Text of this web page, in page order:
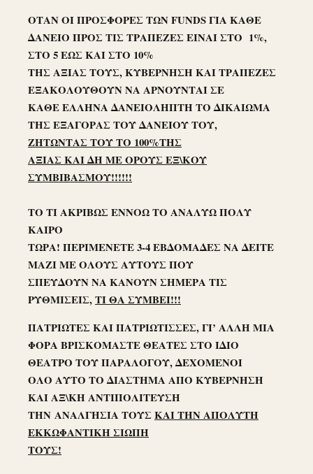
ΟΤΑΝ ΟΙ ΠΡΟΣΦΟΡΕΣ ΤΩΝ FUNDS ΓΙΑ ΚΑΘΕ
ΔΑΝΕΙΟ ΠΡΟΣ ΤΙΣ ΤΡΑΠΕΖΕΣ ΕΙΝΑΙ ΣΤΟ 1%,
ΣΤΟ 5 ΕΩΣ ΚΑΙ ΣΤΟ 10%
ΤΗΣ ΑΞΙΑΣ ΤΟΥΣ, ΚΥΒΕΡΝΗΣΗ ΚΑΙ ΤΡΑΠΕΖΕΣ
ΕΞΑΚΟΛΟΥΘΟΥΝ ΝΑ ΑΡΝΟΥΝΤΑΙ ΣΕ
ΚΑΘΕ ΕΛΛΗΝΑ ΔΑΝΕΙΟΛΗΠΤΗ ΤΟ ΔΙΚΑΙΩΜΑ
ΤΗΣ ΕΞΑΓΟΡΑΣ ΤΟΥ ΔΑΝΕΙΟΥ ΤΟΥ,
ΖΗΤΩΝΤΑΣ ΤΟΥ ΤΟ 100%ΤΗΣ
ΑΞΙΑΣ ΚΑΙ ΔΗ ΜΕ ΟΡΟΥΣ ΕΞ\ΚΟΥ
ΣΥΜΒΙΒΑΣΜΟΥ!!!!!!
ΤΟ ΤΙ ΑΚΡΙΒΩΣ ΕΝΝΟΩ ΤΟ ΑΝΑΛΥΩ ΠΟΛΥ
ΚΑΙΡΟ
ΤΩΡΑ! ΠΕΡΙΜΕΝΕΤΕ 3-4 ΕΒΔΟΜΑΔΕΣ ΝΑ ΔΕΙΤΕ
ΜΑΖΙ ΜΕ ΟΛΟΥΣ ΑΥΤΟΥΣ ΠΟΥ
ΣΠΕΥΔΟΥΝ ΝΑ ΚΑΝΟΥΝ ΣΗΜΕΡΑ ΤΙΣ
ΡΥΘΜΙΣΕΙΣ,ΤΙ ΘΑ ΣΥΜΒΕΙ!!!
ΠΑΤΡΙΩΤΕΣ ΚΑΙ ΠΑΤΡΙΩΤΙΣΣΕΣ, ΓΙ’ ΑΛΛΗ ΜΙΑ
ΦΟΡΑ ΒΡΙΣΚΟΜΑΣΤΕ ΘΕΑΤΕΣ ΣΤΟ ΙΔΙΟ
ΘΕΑΤΡΟ ΤΟΥ ΠΑΡΑΛΟΓΟΥ, ΔΕΧΟΜΕΝΟΙ
ΟΛΟ ΑΥΤΟ ΤΟ ΔΙΑΣΤΗΜΑ ΑΠΟ ΚΥΒΕΡΝΗΣΗ
ΚΑΙ ΑΞ\ΚΗ ΑΝΤΙΠΟΛΙΤΕΥΣΗ
ΤΗΝ ΑΝΑΛΓΗΣΙΑ ΤΟΥΣΚΑΙ ΤΗΝ ΑΠΟΛΥΤΗ
ΕΚΚΩΦΑΝΤΙΚΗ ΣΙΩΠΗ
ΤΟΥΣ!